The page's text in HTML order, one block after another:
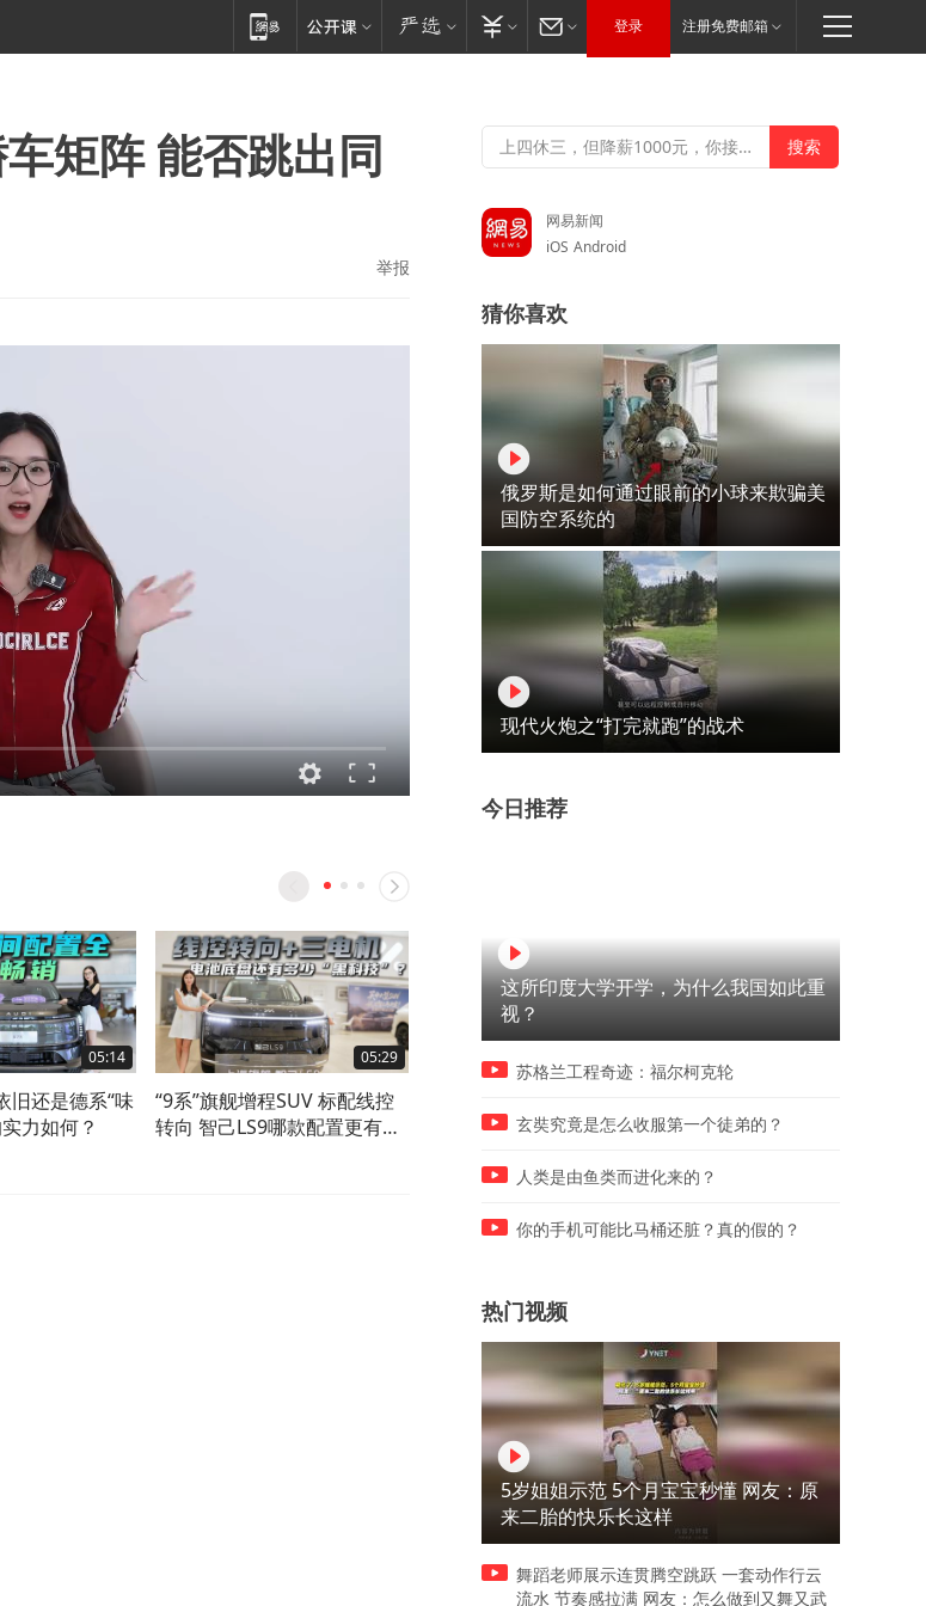
登录 注册免费邮箱
矩阵 能否跳出同
举报
05:14
旧还是德系“味
力如何？
05:29
“9系”旗舰增程SUV 标配线控
转向 智己LS9哪款配置更有性
NX7曝光，宠爱年轻人的插混
最舒适悦野方盒子
网易新闻
iOS Android
猜你喜欢
俄罗斯是如何通过眼前的小球来欺骗美
国防空系统的
现代火炮之“打完就跑”的战术
今日推荐
这所印度大学开学，为什么我国如此重
视？
苏格兰工程奇迹：福尔柯克轮
玄奘究竟是怎么收服第一个徒弟的？
人类是由鱼类而进化来的？
你的手机可能比马桶还脏？真的假的？
热门视频
5岁姐姐示范 5个月宝宝秒懂 网友：原
来二胎的快乐长这样
舞蹈老师展示连贯腾空跳跃 一套动作行云
流水 节奏感拉满 网友：怎么做到又舞又武